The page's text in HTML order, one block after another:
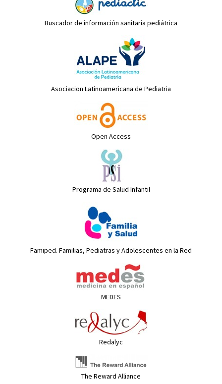
Buscador de información sanitaria pediátrica
Asociacion Latinoamericana de Pediatria
Open Access
Programa de Salud Infantil
Famiped. Familias, Pediatras y Adolescentes en la Red
MEDES
Redalyc
The Reward Alliance